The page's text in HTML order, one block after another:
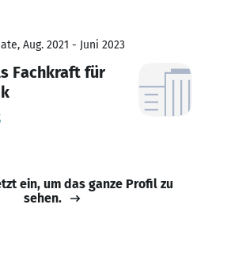
Aug. 2021 - Juni 2023
Fachkraft für
ein, um das ganze Profil zu
sehen.